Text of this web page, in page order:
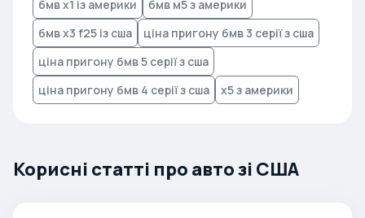
бмв x1 із америки
бмв м5 з америки
бмв x3 f25 із сша
ціна пригону бмв 3 серії з сша
ціна пригону бмв 5 серії з сша
ціна пригону бмв 4 серії з сша
х5 з америки
Корисні статті про авто зі США